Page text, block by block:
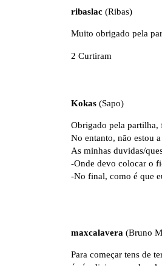
ribaslac (Ribas)
Muito obrigado pela
2 Curtiram
Kokas (Sapo)
Obrigado pela partilha,
No entanto, não estou
As minhas duvidas/
-Onde devo colocar o
-No final, como é que
maxcalavera (Bruno
Para começar tens de